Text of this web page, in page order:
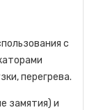
с
перегрева.
замятия) и